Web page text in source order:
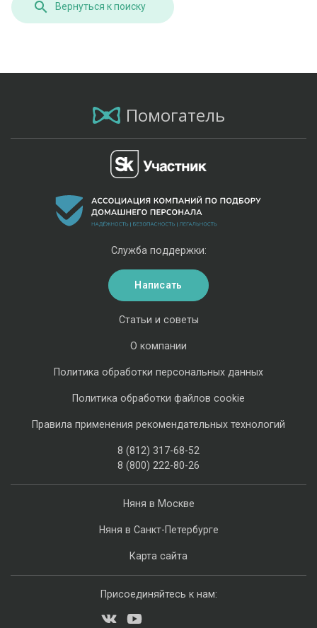
Вернуться к поиску
Помогатель
Няня в Москве
Няня в Санкт-Петербурге
Карта сайта
Статьи и советы
О компании
Политика обработки персональных данных
Политика обработки файлов cookie
Правила применения рекомендательных технологий
8 (812) 317-68-52
8 (800) 222-80-26
Служба поддержки:
Написать
Присоединяйтесь к нам: